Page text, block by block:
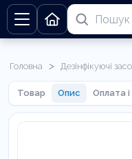
Головна > Дезінфікуючі
Товар Опис Оплата